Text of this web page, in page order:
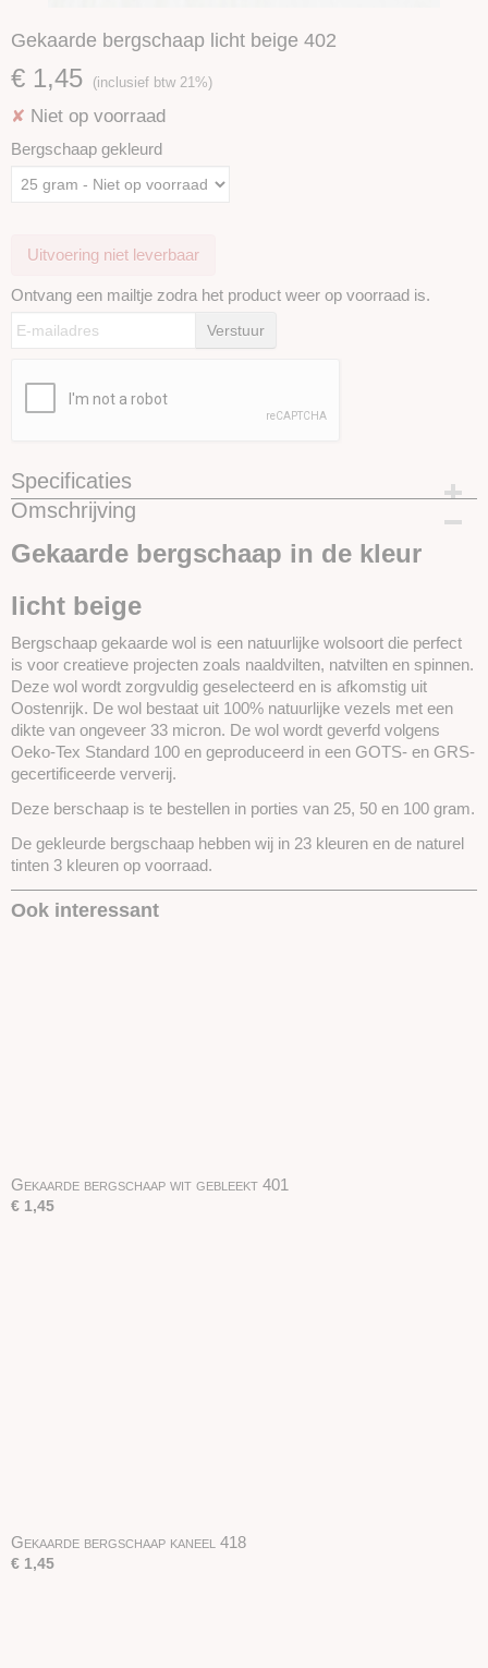
Gekaarde bergschaap licht beige 402
€ 1,45 (inclusief btw 21%)
✘ Niet op voorraad
Bergschaap gekleurd
Uitvoering niet leverbaar
Ontvang een mailtje zodra het product weer op voorraad is.
Verstuur
Specificaties
Productcode
Omschrijving
Gekaarde bergschaap in de kleur
licht beige
Bergschaap gekaarde wol is een natuurlijke wolsoort die perfect
is voor creatieve projecten zoals naaldvilten, natvilten en spinnen.
Deze wol wordt zorgvuldig geselecteerd en is afkomstig uit
Oostenrijk. De wol bestaat uit 100% natuurlijke vezels met een
dikte van ongeveer 33 micron. De wol wordt geverfd volgens
Oeko-Tex Standard 100 en geproduceerd in een GOTS- en GRS-
gecertificeerde ververij.
Deze berschaap is te bestellen in porties van 25, 50 en 100 gram.
De gekleurde bergschaap hebben wij in 23 kleuren en de naturel
tinten 3 kleuren op voorraad.
Ook interessant
Gekaarde bergschaap wit gebleekt 401
€ 1,45
Gekaarde bergschaap kaneel 418
€ 1,45